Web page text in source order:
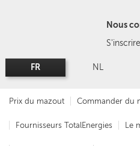
Nous
FR NL
Prix du mazout Commander du
Fournisseurs TotalEnergies Le